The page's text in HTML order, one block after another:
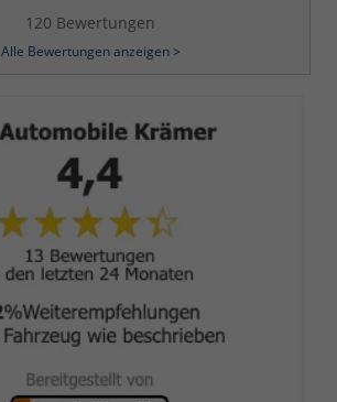
120 Bewertungen
Alle Bewertungen anzeigen >